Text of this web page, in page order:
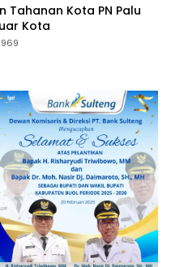
Tahanan Kota PN Palu
Kota
969